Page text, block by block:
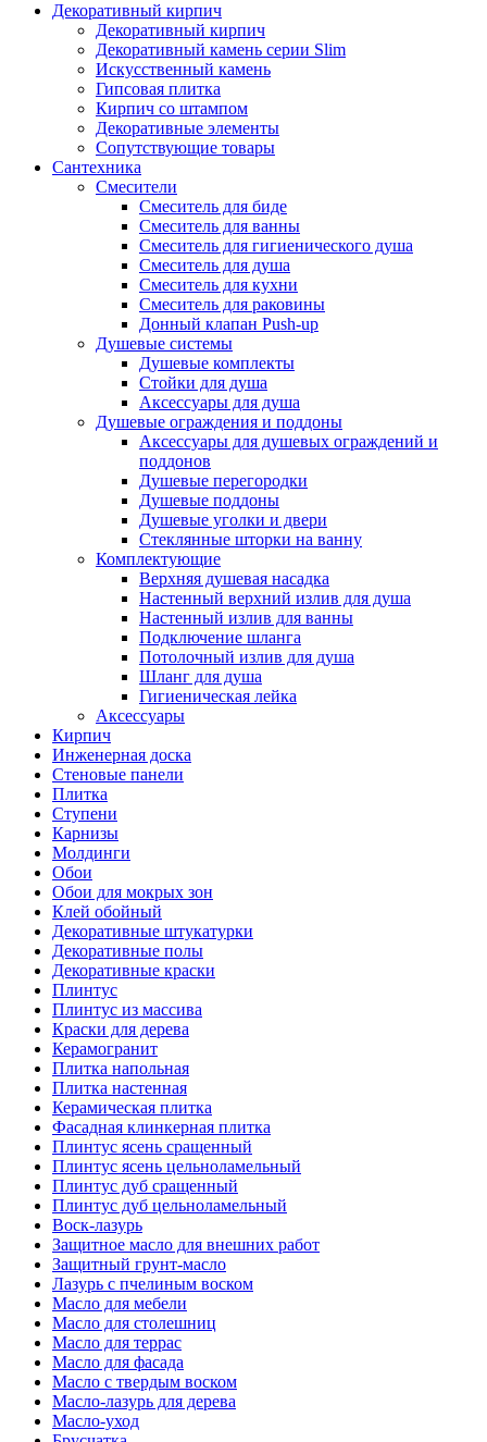
Декоративный кирпич
Декоративный кирпич
Декоративный камень серии Slim
Искусственный камень
Гипсовая плитка
Кирпич со штампом
Декоративные элементы
Сопутствующие товары
Сантехника
Смесители
Смеситель для биде
Смеситель для ванны
Смеситель для гигиенического душа
Смеситель для душа
Смеситель для кухни
Смеситель для раковины
Донный клапан Push-up
Душевые системы
Душевые комплекты
Стойки для душа
Аксессуары для душа
Душевые ограждения и поддоны
Аксессуары для душевых ограждений и
поддонов
Душевые перегородки
Душевые поддоны
Душевые уголки и двери
Стеклянные шторки на ванну
Комплектующие
Верхняя душевая насадка
Настенный верхний излив для душа
Настенный излив для ванны
Подключение шланга
Потолочный излив для душа
Шланг для душа
Гигиеническая лейка
Аксессуары
Кирпич
Инженерная доска
Стеновые панели
Плитка
Ступени
Карнизы
Молдинги
Обои
Обои для мокрых зон
Клей обойный
Декоративные штукатурки
Декоративные полы
Декоративные краски
Плинтус
Плинтус из массива
Краски для дерева
Керамогранит
Плитка напольная
Плитка настенная
Керамическая плитка
Фасадная клинкерная плитка
Плинтус ясень сращенный
Плинтус ясень цельноламельный
Плинтус дуб сращенный
Плинтус дуб цельноламельный
Воск-лазурь
Защитное масло для внешних работ
Защитный грунт-масло
Лазурь с пчелиным воском
Масло для мебели
Масло для столешниц
Масло для террас
Масло для фасада
Масло с твердым воском
Масло-лазурь для дерева
Масло-уход